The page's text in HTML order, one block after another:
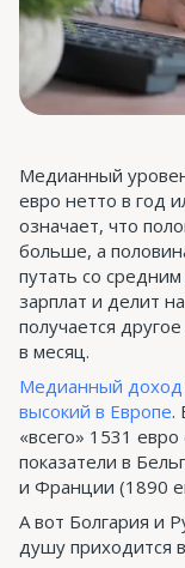
Медианный
евро нетто в год
означает, что
больше, а
путать со
зарплат и делит
получается
в месяц.
Медианный доход
высокий в Европе.
«всего» 1531
показатели в
и Франции (1890
А вот Болгария и
душу приходится